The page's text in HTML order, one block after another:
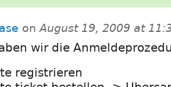
onAugust 19, 2009 at
wir die
registrieren